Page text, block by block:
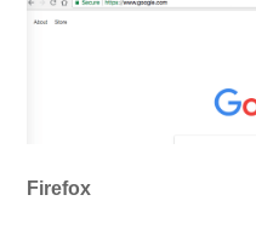
Firefox